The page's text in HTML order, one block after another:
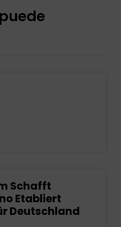
Schafft
Etabliert
Deutschland